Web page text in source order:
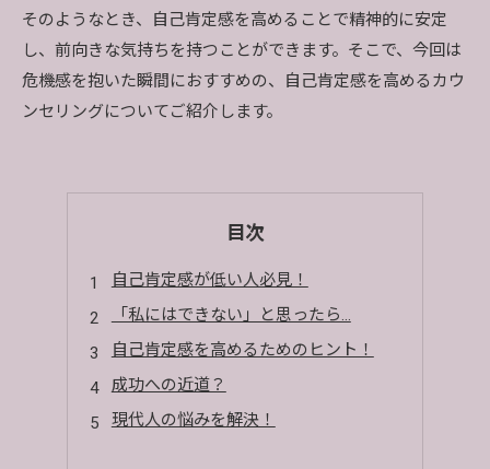
そのようなとき、自己肯定感を高めることで精神的に安定
し、前向きな気持ちを持つことができます。そこで、今回は
危機感を抱いた瞬間におすすめの、自己肯定感を高めるカウ
ンセリングについてご紹介します。
目次
自己肯定感が低い人必見！
「私にはできない」と思ったら...
自己肯定感を高めるためのヒント！
成功への近道？
現代人の悩みを解決！